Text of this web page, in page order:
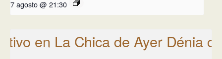
7 agosto @ 21:30